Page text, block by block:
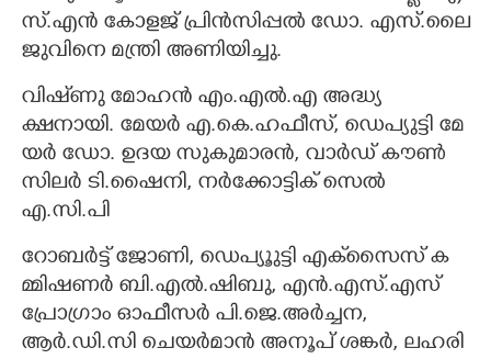
സ്.എൻ കോ​ള​ജ് പ്രിൻ​സി​പ്പൽ ഡോ. എ​സ്.ലൈ​
ജു​വി​നെ മ​ന്ത്രി അ​ണി​യി​ച്ചു.
വി​ഷ്​ണു മോ​ഹൻ എം.എൽ.എ അ​ദ്ധ്യ​
ക്ഷനായി. മേ​യർ എ.കെ.ഹ​ഫീ​സ്, ഡെ​പ്യുട്ടി മേ​
യർ ഡോ. ഉ​ദ​യ സു​കു​മാ​രൻ, വാർ​ഡ് കൗൺ​
സി​ലർ ടി.ഷൈ​നി, നർ​ക്കോ​ട്ടി​ക്‌​ സെൽ
എ.സി.പി
റോ​ബർ​ട്ട് ജോ​ണി, ഡെ​പ്യൂുട്ടി എ​ക്‌​സൈ​സ് ക​
മ്മി​ഷ​ണർ ബി.എൽ.ഷി​ബു, എൻ.എസ്.എ​സ്
പ്രോ​ഗ്രാം ഓ​ഫീ​സർ പി.ജെ.അർ​ച്ച​ന,
ആർ.ഡി.സി ചെ​യർ​മാൻ അ​നൂ​പ് ശ​ങ്കർ, ല​ഹ​രി